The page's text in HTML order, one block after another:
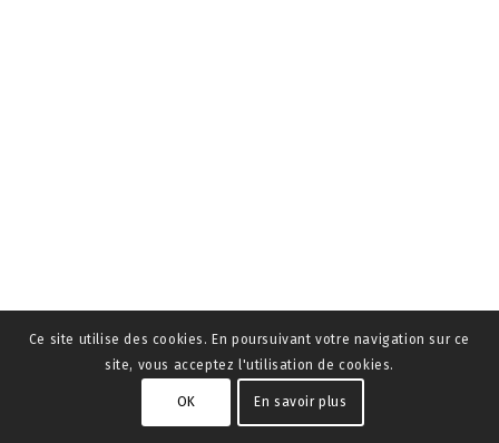
Ce site utilise des cookies. En poursuivant votre navigation sur ce
site, vous acceptez l'utilisation de cookies.
OK En savoir plus